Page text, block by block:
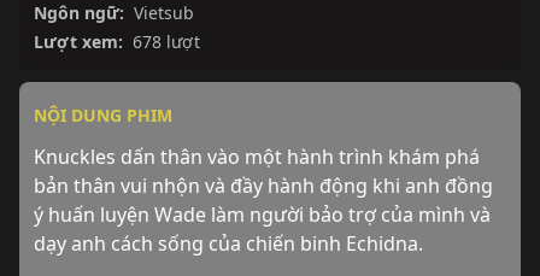
Ngôn ngữ: Vietsub
Lượt xem: 678 lượt
NỘI DUNG PHIM
Knuckles dấn thân vào một hành trình khám phá
bản thân vui nhộn và đầy hành động khi anh đồng
ý huấn luyện Wade làm người bảo trợ của mình và
dạy anh cách sống của chiến binh Echidna.